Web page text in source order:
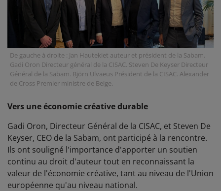
De gauche à droite : Jan Hautekiet auteur et président de la Sabam.
Gadi Oron Directeur général de la CISAC. Steven De Keyser Directeur
Général de la Sabam. Björn Ulvaeus Président de la CISAC. Alexander
de Cross Premier ministre de Belge.
Vers une économie créative durable
Gadi Oron, Directeur Général de la CISAC, et Steven De
Keyser, CEO de la Sabam, ont participé à la rencontre.
Ils ont souligné l'importance d'apporter un soutien
continu au droit d'auteur tout en reconnaissant la
valeur de l'économie créative, tant au niveau de l'Union
européenne qu'au niveau national.